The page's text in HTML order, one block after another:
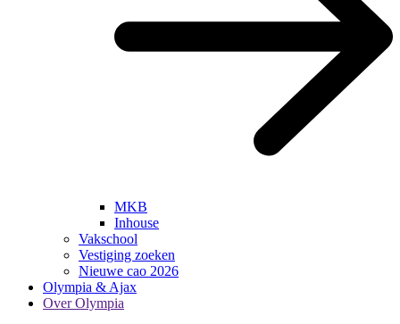
MKB
Inhouse
Vakschool
Vestiging zoeken
Nieuwe cao 2026
Olympia & Ajax
Over Olympia